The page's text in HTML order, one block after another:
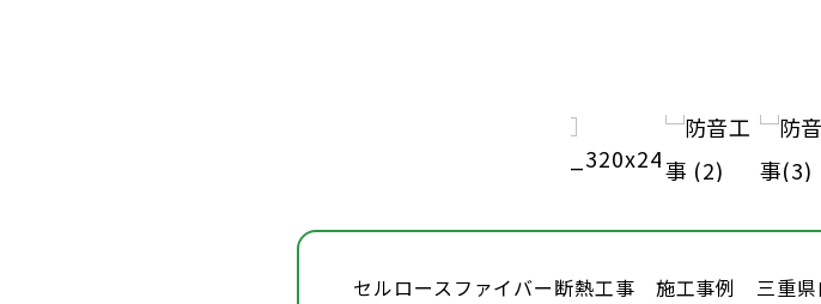
セルロースファイバー断熱工事 施工事例 三重県